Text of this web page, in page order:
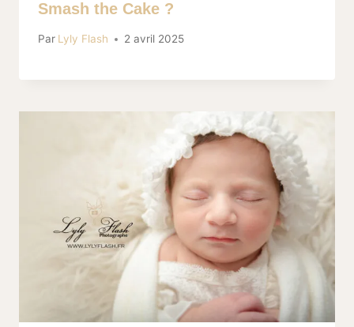
Smash the Cake ?
Par Lyly Flash 2 avril 2025